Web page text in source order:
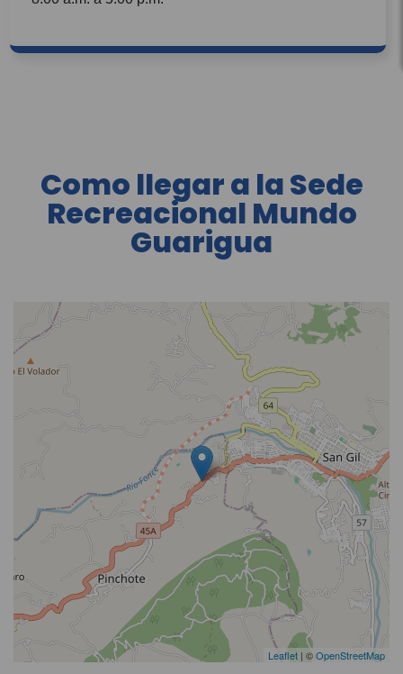
SUBSIDIO FAMILIAR "CAJASAN" les dé
consignadas en la Política.
Como llegar a la Sede
Recreacional Mundo
Guarigua
Leaflet | ©OpenStreetMap